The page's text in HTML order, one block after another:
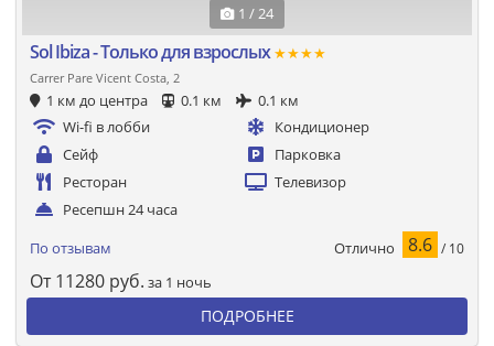
1 / 24
Sol Ibiza - Только для взрослых★★★★
Carrer Pare Vicent Costa, 2
1 км до центра 0.1 км
0.1 км
Wi-fi в лобби
Кондиционер
Сейф
Парковка
Ресторан
Телевизор
Ресепшн 24 часа
По отзывам Отлично 8.6 / 10
От 11280 руб. за 1 ночь
ПОДРОБНЕЕ